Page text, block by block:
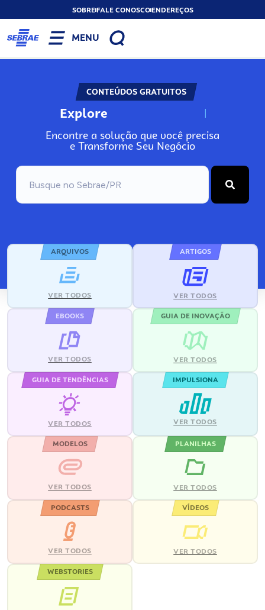
SOBREFALE CONOSCOENDEREÇOS
MENU
CONTEÚDOS GRATUITOS
Explore N
Encontre a solução que você precisa
e Transforme Seu Negócio
ARQUIVOS
VER TODOS
ARTIGOS
VER TODOS
EBOOKS
VER TODOS
GUIA DE INOVAÇÃO
VER TODOS
GUIA DE TENDÊNCIAS
VER TODOS
IMPULSIONA
VER TODOS
MODELOS
VER TODOS
PLANILHAS
VER TODOS
PODCASTS
VER TODOS
VÍDEOS
VER TODOS
WEBSTORIES